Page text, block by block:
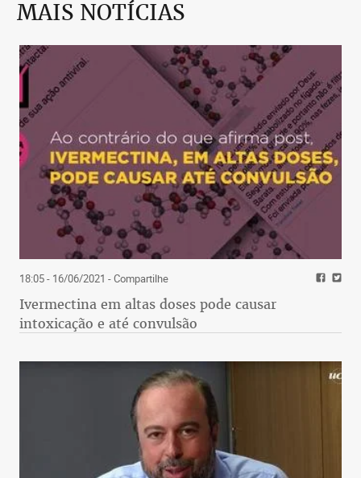
MAIS NOTÍCIAS
18:05 - 16/06/2021 - Compartilhe
Ivermectina em altas doses pode causar
intoxicação e até convulsão